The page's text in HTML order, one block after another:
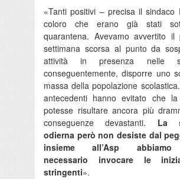
«Tanti positivi – precisa il sindaco
coloro che erano già stati
quarantena. Avevamo avvertito il
settimana scorsa al punto da
attività in presenza nelle
conseguentemente, disporre uno
massa della popolazione
antecedenti hanno evitato che la
potesse risultare ancora più
conseguenze devastanti. La
odierna però non desiste dal
insieme all’Asp abbiamo
necessario invocare le
stringenti».